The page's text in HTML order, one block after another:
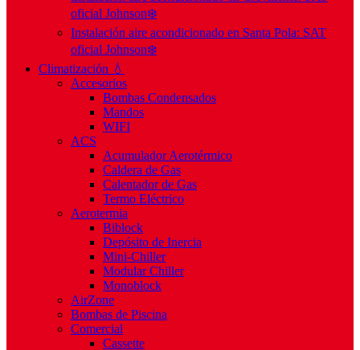
oficial Johnson❄️
Instalación aire acondicionado en Santa Pola: SAT
oficial Johnson❄️
Climatización 💧
Accesorios
Bombas Condensados
Mandos
WIFI
ACS
Acumulador Aerotérmico
Caldera de Gas
Calentador de Gas
Termo Eléctrico
Aerotermia
Biblock
Depósito de Inercia
Mini-Chiller
Modular Chiller
Monoblock
AirZone
Bombas de Piscina
Comercial
Cassette